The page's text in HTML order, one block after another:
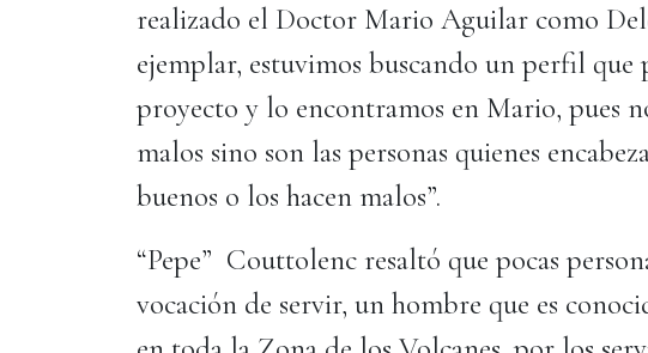
realizado el Doctor Mario Aguilar como
ejemplar, estuvimos buscando un perfil que
proyecto y lo encontramos en Mario, pues
malos sino son las personas quienes
buenos o los hacen malos”.
“Pepe” Couttolenc resaltó que pocas
vocación de servir, un hombre que es